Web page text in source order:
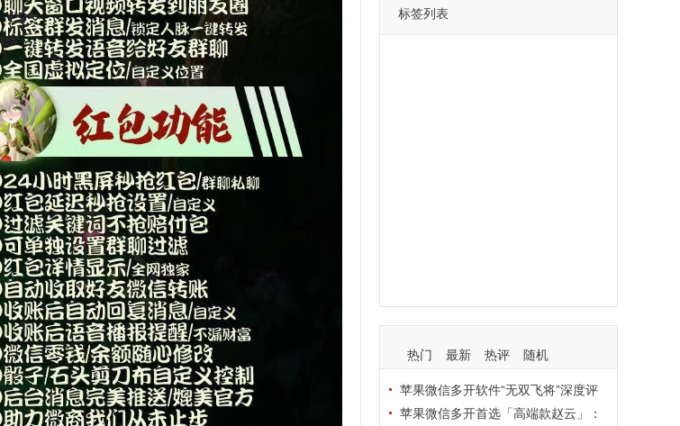
标签列表
热门 最新 热评 随机
苹果微信多开软件“无双飞将”深度评
测：TF正式码+7天退换，拍拍卡激活
苹果微信多开首选「高端款赵云」：